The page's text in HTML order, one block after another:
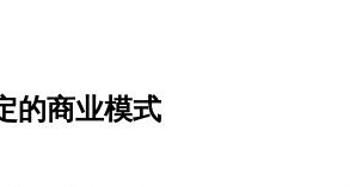
的商业模式